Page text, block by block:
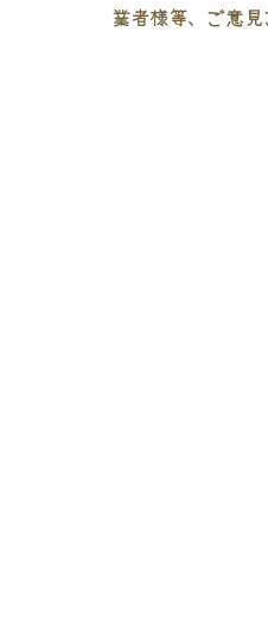
業者様等、ご意